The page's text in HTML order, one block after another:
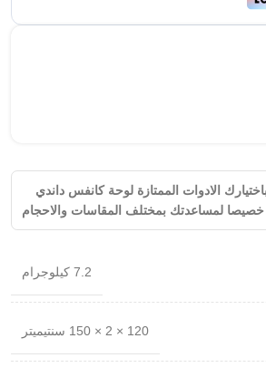
الادوات الممتازة لوحة كانفس داندي
لمساعدتك بمختلف المقاسات والاحجام
7.2 كيلوجرام
120 × 2 × 150 سنتيميتر